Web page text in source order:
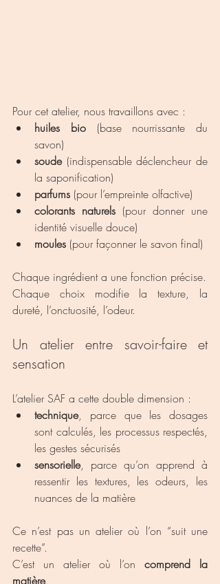
Pour cet atelier, nous travaillons avec :
huiles bio (base nourrissante du
savon)
soude (indispensable déclencheur de
la saponification)
parfums (pour l’empreinte olfactive)
colorants naturels (pour donner une
identité visuelle douce)
moules (pour façonner le savon final)
Chaque ingrédient a une fonction précise.
Chaque choix modifie la texture, la
dureté, l’onctuosité, l’odeur.
Un atelier entre savoir-faire et
sensation
L’atelier SAF a cette double dimension :
technique, parce que les dosages
sont calculés, les processus respectés,
les gestes sécurisés
sensorielle, parce qu’on apprend à
ressentir les textures, les odeurs, les
nuances de la matière
Ce n’est pas un atelier où l’on “suit une
recette”.
C’est un atelier où l’on comprend la
matière.